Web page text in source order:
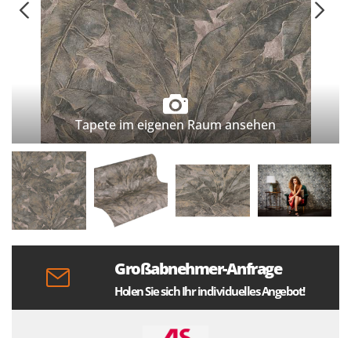
Tapete im eigenen Raum ansehen
Großabnehmer-Anfrage
Holen Sie sich Ihr individuelles Angebot!